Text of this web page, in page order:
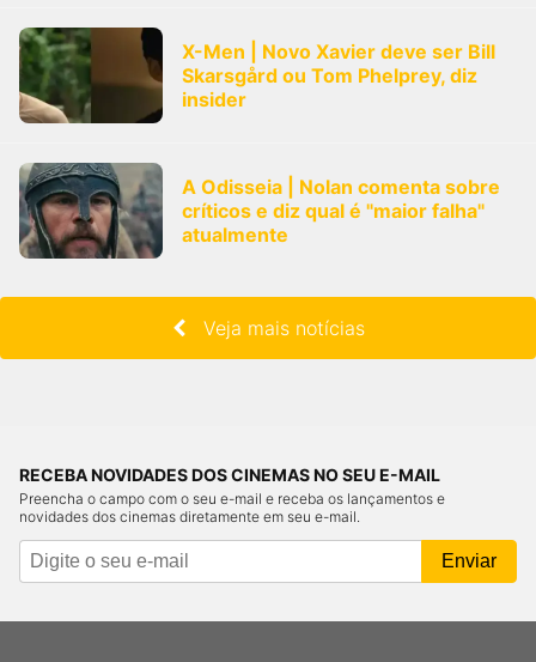
X-Men | Novo Xavier deve ser Bill
Skarsgård ou Tom Phelprey, diz
insider
A Odisseia | Nolan comenta sobre
críticos e diz qual é "maior falha"
atualmente
Veja mais notícias
RECEBA NOVIDADES DOS CINEMAS NO SEU E-MAIL
Preencha o campo com o seu e-mail e receba os lançamentos e
novidades dos cinemas diretamente em seu e-mail.